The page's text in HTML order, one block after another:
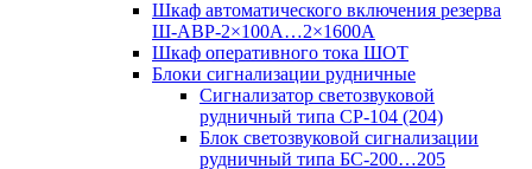
Шкаф автоматического включения резерва
Ш-АВР-2×100А…2×1600А
Шкаф оперативного тока ШОТ
Блоки сигнализации рудничные
Сигнализатор светозвуковой
рудничный типа СР-104 (204)
Блок светозвуковой сигнализации
рудничный типа БС-200…205